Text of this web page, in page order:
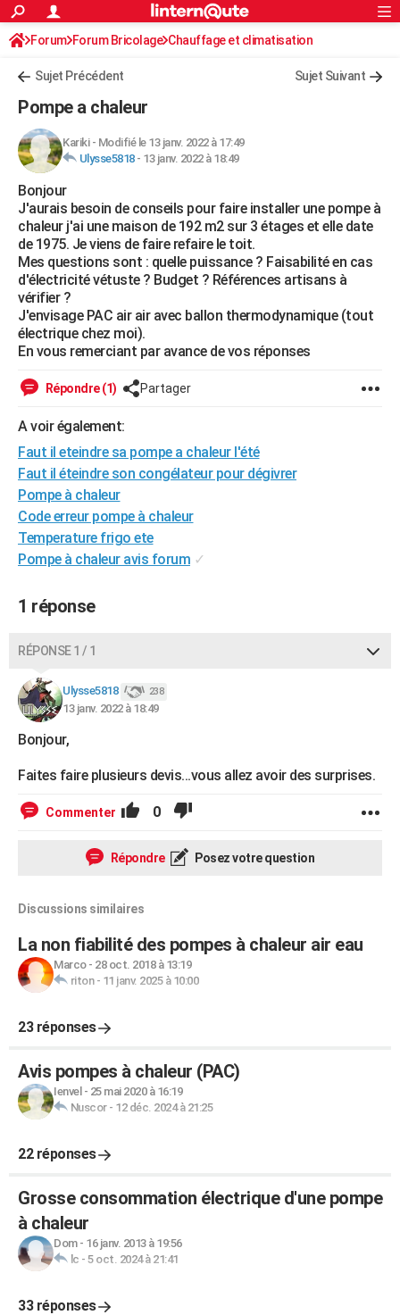
ACTUALITÉS
Politique
Société
Faits Divers
Education
Monde
Villes
+
FINANCE
Retraite
Impôts
Epargne
Immobilier
Risques naturels par ville
Banque
Assurance
Crédit
AUTO
Essais
Réserver un essai
Citadines
Berlines
SUV
Forum auto
+HIGH-TECH
Mobiles
Meilleur smartphone
Internet
Ordinateurs
Jeux vidéo
Guide high-tech
+BRICOLAGE
Forum
Aménagement intérieur
Extérieur
Cuisine
Salle de bains
Jardinage
Rangement
WEEK-END
Guides de France
Escapades
Patrimoine
Expositions
Musées
Week-end nature
LIFESTYLE
Art de vivre
Bien-être
Loisirs
ModeModes de vie
SANTE
Alimentation
Guide de la santé
Maladies
Médicaments
Sommeil
VOYAGE
Destinations
City break
Voyage nature
Voyage de noces
Forum
Climat
PHOTO
GUIDES D'ACHAT
BONS PLANS
CARTE DE VOEUX
Carte de Noël
Carte Bonne année
Carte Saint-Valentin
Carte Pâques
Carte d'anniversaire
DICTIONNAIRE
Dictionnaire
Biographies
Citations
Expressions
Proverbes
PROGRAMME TV
AVIS DE DÉCÈS
FORUM
Bricolage
Lifestyle
Culture
Sport
Auto
Television
Voyage
Cinema
Rechercher
S'inscrire
Connexion
Forum Forum Bricolage Chauffage et climatisation
Sujet Précédent Sujet Suivant
Pompe a chaleur
Kariki- Modifié le 13 janv. 2022 à 17:49
Ulysse5818- 13 janv. 2022 à 18:49
Bonjour
J'aurais besoin de conseils pour faire installer une pompe à
chaleur j'ai une maison de 192 m2 sur 3 étages et elle date
de 1975. Je viens de faire refaire le toit.
Mes questions sont : quelle puissance ? Faisabilité en cas
d'électricité vétuste ? Budget ? Références artisans à
vérifier ?
J'envisage PAC air air avec ballon thermodynamique (tout
électrique chez moi).
En vous remerciant par avance de vos réponses
Répondre (1) Partager
A voir également:
Faut il eteindre sa pompe a chaleur l'été
Faut il éteindre son congélateur pour dégivrer
Pompe à chaleur
Code erreur pompe à chaleur
Temperature frigo ete
Pompe à chaleur avis forum ✓
1 réponse
RÉPONSE 1 / 1
Ulysse5818 238
13 janv. 2022 à 18:49
Bonjour,
Faites faire plusieurs devis...vous allez avoir des surprises.
Commenter 0
Répondre Posez votre question
Discussions similaires
La non fiabilité des pompes à chaleur air eau
Marco- 28 oct. 2018 à 13:19
riton- 11 janv. 2025 à 10:00
23 réponses
Avis pompes à chaleur (PAC)
Ienvel - 25 mai 2020 à 16:19
Nuscor- 12 déc. 2024 à 21:25
22 réponses
Grosse consommation électrique d'une pompe
à chaleur
Dom- 16 janv. 2013 à 19:56
lc - 5 oct. 2024 à 21:41
33 réponses